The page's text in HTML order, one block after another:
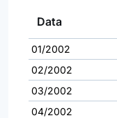
Data
01/2002
02/2002
03/2002
04/2002